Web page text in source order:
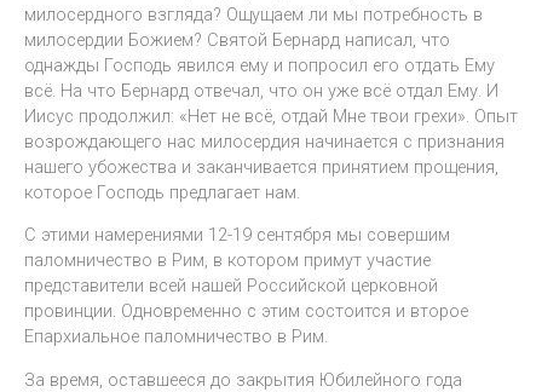
милосердного взгляда? Ощущаем ли мы потребность в
милосердии Божием? Святой Бернард написал, что
однажды Господь явился ему и попросил его отдать Ему
всё. На что Бернард отвечал, что он уже всё отдал Ему. И
Иисус продолжил: «Нет не всё, отдай Мне твои грехи». Опыт
возрождающего нас милосердия начинается с признания
нашего убожества и заканчивается принятием прощения,
которое Господь предлагает нам.
С этими намерениями 12-19 сентября мы совершим
паломничество в Рим, в котором примут участие
представители всей нашей Российской церковной
провинции. Одновременно с этим состоится и второе
Епархиальное паломничество в Рим.
За время, оставшееся до закрытия Юбилейного года